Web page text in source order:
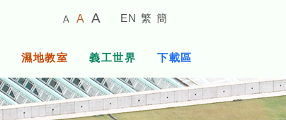
A
較
A
預
字
體
大
小
A
的
字
體
EN 繁 簡
濕地教室 義工世界 下載區